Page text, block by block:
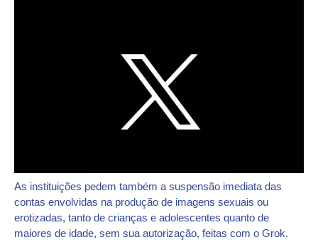
As instituições pedem também a suspensão imediata das
contas envolvidas na produção de imagens sexuais ou
erotizadas, tanto de crianças e adolescentes quanto de
maiores de idade, sem sua autorização, feitas com o Grok.